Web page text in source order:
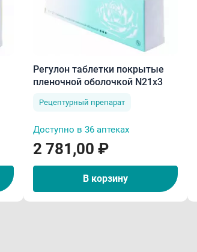
Регулон таблетки покрытые
пленочной оболочкой N21х3
Рецептурный препарат
Доступно в 36 аптеках
2 781,00 ₽
В корзину